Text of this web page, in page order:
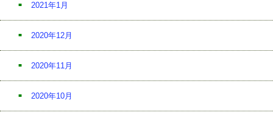
2021年1月
2020年12月
2020年11月
2020年10月